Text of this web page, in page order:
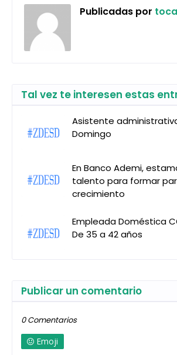
Publicadas por
Tal vez te interesen estas
Asistente
Domingo
En Banco Ademi,
talento para formar
crecimiento
Empleada Doméstica
De 35 a 42 años
Publicar un comentario
0 Comentarios
Emoji